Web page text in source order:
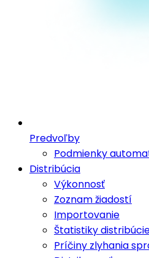
Predvoľby
Podmienky
Distribúcia
Výkonnosť
Zoznam žiadostí
Importovanie
Štatistiky
Príčiny zlyhania